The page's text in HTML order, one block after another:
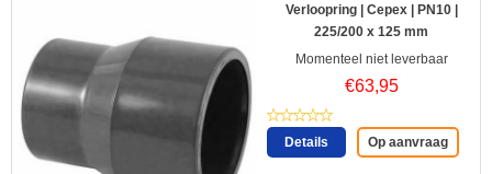
Verloopring | Cepex | PN10 |
225/200 x 125 mm
Momenteel niet leverbaar
€63,95
Details Op aanvraag